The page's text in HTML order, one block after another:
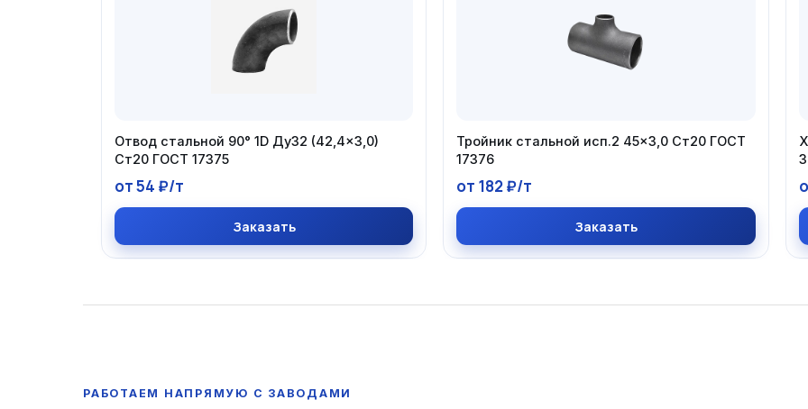
Отвод стальной 90° 1D Ду32 (42,4×3,0)
Ст20 ГОСТ 17375
от 54 ₽/т
Заказать
Тройник стальной исп.2 45×3,0 Ст20 ГОСТ
17376
от 182 ₽/т
Заказать